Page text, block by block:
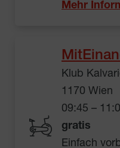
Mehr
Klub
1170 Wien
09:45 –
gratis
Einfach